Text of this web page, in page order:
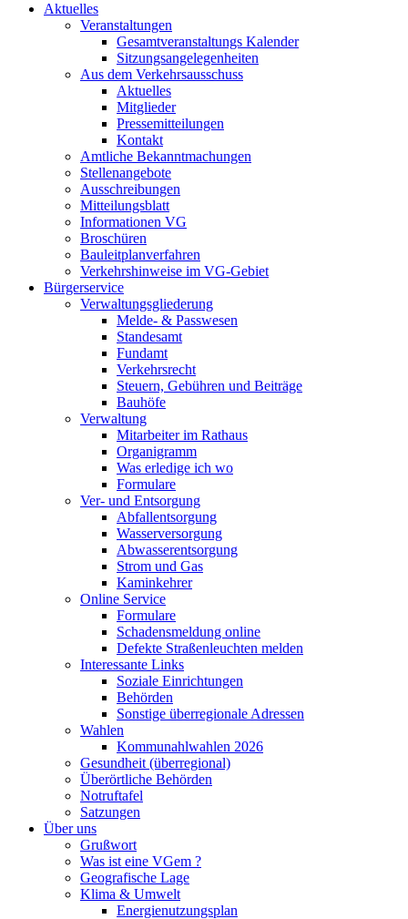
Aktuelles
Veranstaltungen
Gesamtveranstaltungs Kalender
Sitzungsangelegenheiten
Aus dem Verkehrsausschuss
Aktuelles
Mitglieder
Pressemitteilungen
Kontakt
Amtliche Bekanntmachungen
Stellenangebote
Ausschreibungen
Mitteilungsblatt
Informationen VG
Broschüren
Bauleitplanverfahren
Verkehrshinweise im VG-Gebiet
Bürgerservice
Verwaltungsgliederung
Melde- & Passwesen
Standesamt
Fundamt
Verkehrsrecht
Steuern, Gebühren und Beiträge
Bauhöfe
Verwaltung
Mitarbeiter im Rathaus
Organigramm
Was erledige ich wo
Formulare
Ver- und Entsorgung
Abfallentsorgung
Wasserversorgung
Abwasserentsorgung
Strom und Gas
Kaminkehrer
Online Service
Formulare
Schadensmeldung online
Defekte Straßenleuchten melden
Interessante Links
Soziale Einrichtungen
Behörden
Sonstige überregionale Adressen
Wahlen
Kommunahlwahlen 2026
Gesundheit (überregional)
Überörtliche Behörden
Notruftafel
Satzungen
Über uns
Grußwort
Was ist eine VGem ?
Geografische Lage
Klima & Umwelt
Energienutzungsplan